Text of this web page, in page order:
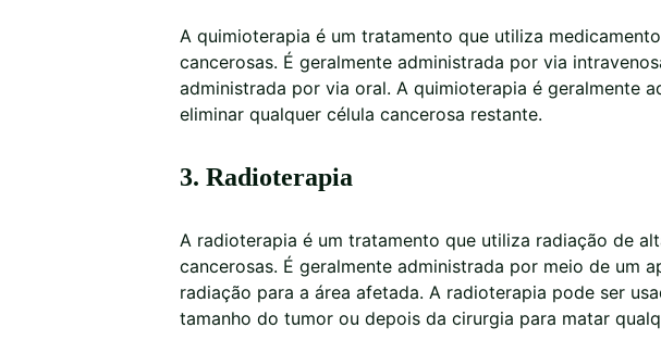
A quimioterapia é um tratamento que utiliza
cancerosas. É geralmente administrada por via
administrada por via oral. A quimioterapia é geralmente
eliminar qualquer célula cancerosa restante.
3. Radioterapia
A radioterapia é um tratamento que utiliza radiação de
cancerosas. É geralmente administrada por meio de um
radiação para a área afetada. A radioterapia pode ser
tamanho do tumor ou depois da cirurgia para matar